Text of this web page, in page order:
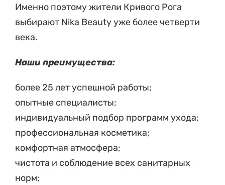
Именно поэтому жители Кривого Рога
выбирают Nika Beauty уже более четверти
века.
Наши преимущества:
более 25 лет успешной работы;
опытные специалисты;
индивидуальный подбор программ ухода;
профессиональная косметика;
комфортная атмосфера;
чистота и соблюдение всех санитарных
норм;